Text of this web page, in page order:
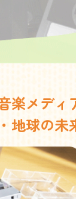
楽メディ
地球の未